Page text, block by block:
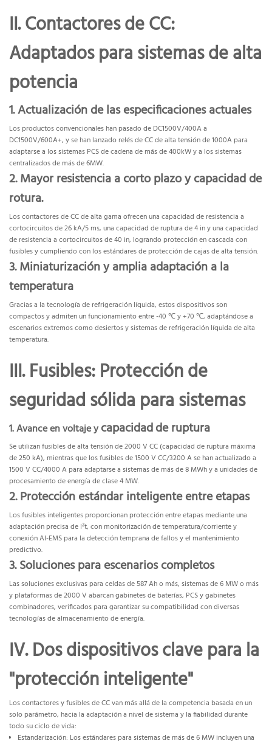
II. Contactores de CC:
Adaptados para sistemas de alta
potencia
1. Actualización de las especificaciones actuales
Los productos convencionales han pasado de DC1500V/400A a
DC1500V/600A+, y se han lanzado relés de CC de alta tensión de 1000A para
adaptarse a los sistemas PCS de cadena de más de 400kW y a los sistemas
centralizados de más de 6MW.
2. Mayor resistencia a corto plazo y capacidad de
rotura.
Los contactores de CC de alta gama ofrecen una capacidad de resistencia a
cortocircuitos de 26 kA/5 ms, una capacidad de ruptura de 4 in y una capacidad
de resistencia a cortocircuitos de 40 in, logrando protección en cascada con
fusibles y cumpliendo con los estándares de protección de cajas de alta tensión.
3. Miniaturización y amplia adaptación a la
temperatura
Gracias a la tecnología de refrigeración líquida, estos dispositivos son
compactos y admiten un funcionamiento entre -40 ℃ y +70 ℃, adaptándose a
escenarios extremos como desiertos y sistemas de refrigeración líquida de alta
temperatura.
III. Fusibles: Protección de
seguridad sólida para sistemas
1. Avance en voltaje ycapacidadde ruptura
Se utilizan fusibles de alta tensión de 2000 V CC (capacidad de ruptura máxima
de 250 kA), mientras que los fusibles de 1500 V CC/3200 A se han actualizado a
1500 V CC/4000 A para adaptarse a sistemas de más de 8 MWh y a unidades de
procesamiento de energía de clase 4 MW.
2. Protección estándar inteligente entre etapas
Los fusibles inteligentes proporcionan protección entre etapas mediante una
adaptación precisa de I²t, con monitorización de temperatura/corriente y
conexión AI-EMS para la detección temprana de fallos y el mantenimiento
predictivo.
3. Soluciones para escenarios completos
Las soluciones exclusivas para celdas de 587 Ah o más, sistemas de 6 MW o más
y plataformas de 2000 V abarcan gabinetes de baterías, PCS y gabinetes
combinadores, verificados para garantizar su compatibilidad con diversas
tecnologías de almacenamiento de energía.
IV. Dos dispositivos clave para la
"protección inteligente"
Los contactores y fusibles de CC van más allá de la competencia basada en un
solo parámetro, hacia la adaptación a nivel de sistema y la fiabilidad durante
todo su ciclo de vida:
Estandarización: Los estándares para sistemas de más de 6 MW incluyen una